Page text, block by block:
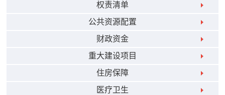
权责清单
公共资源配置
财政资金
重大建设项目
住房保障
医疗卫生